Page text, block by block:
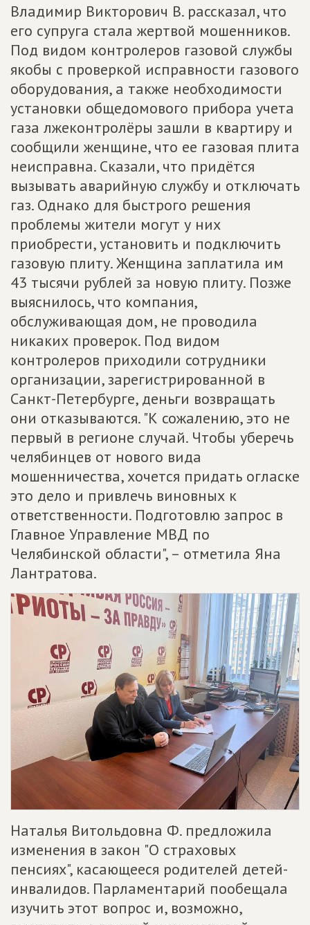
Владимир Викторович В. рассказал, что
его супруга стала жертвой мошенников.
Под видом контролеров газовой службы
якобы с проверкой исправности газового
оборудования, а также необходимости
установки общедомового прибора учета
газа лжеконтролёры зашли в квартиру и
сообщили женщине, что ее газовая плита
неисправна. Сказали, что придётся
вызывать аварийную службу и отключать
газ. Однако для быстрого решения
проблемы жители могут у них
приобрести, установить и подключить
газовую плиту. Женщина заплатила им
43 тысячи рублей за новую плиту. Позже
выяснилось, что компания,
обслуживающая дом, не проводила
никаких проверок. Под видом
контролеров приходили сотрудники
организации, зарегистрированной в
Санкт-Петербурге, деньги возвращать
они отказываются. "К сожалению, это не
первый в регионе случай. Чтобы уберечь
челябинцев от нового вида
мошенничества, хочется придать огласке
это дело и привлечь виновных к
ответственности. Подготовлю запрос в
Главное Управление МВД по
Челябинской области", – отметила Яна
Лантратова.
Наталья Витольдовна Ф. предложила
изменения в закон "О страховых
пенсиях", касающееся родителей детей-
инвалидов. Парламентарий пообещала
изучить этот вопрос и, возможно,